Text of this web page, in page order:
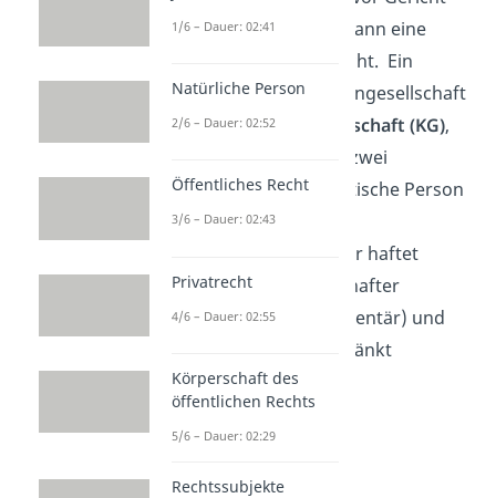
gestellt werden. All das kann eine
Personengesellschaft nicht. Ein
Beispiel für eine Personengesellschaft
ist dieKommanditgesellschaft (KG),
bei der sich mindestens zwei
natürliche und eine juristische Person
zu einem Unternehmen
zusammenschließen. Hier haftet
mindestens ein Gesellschafter
unbeschränkt (Komplementär) und
mindestens einer beschränkt
(Kommanditist).
1/6 – Dauer: 02:41
Natürliche Person
2/6 – Dauer: 02:52
Öffentliches Recht
3/6 – Dauer: 02:43
Privatrecht
4/6 – Dauer: 02:55
Körperschaft des
öffentlichen Rechts
5/6 – Dauer: 02:29
Rechtssubjekte